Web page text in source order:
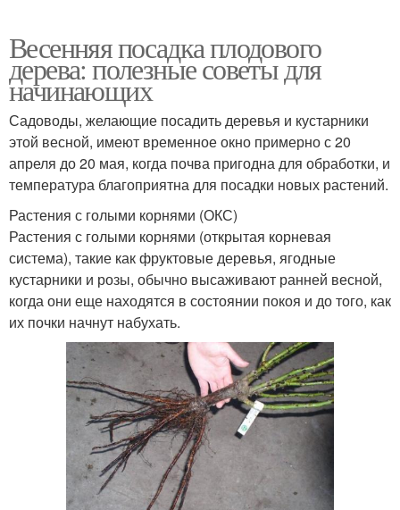
Весенняя посадка плодового
дерева: полезные советы для
начинающих
Садоводы, желающие посадить деревья и кустарники
этой весной, имеют временное окно примерно с 20
апреля до 20 мая, когда почва пригодна для обработки, и
температура благоприятна для посадки новых растений.
Растения с голыми корнями (ОКС)
Растения с голыми корнями (открытая корневая
система), такие как фруктовые деревья, ягодные
кустарники и розы, обычно высаживают ранней весной,
когда они еще находятся в состоянии покоя и до того, как
их почки начнут набухать.